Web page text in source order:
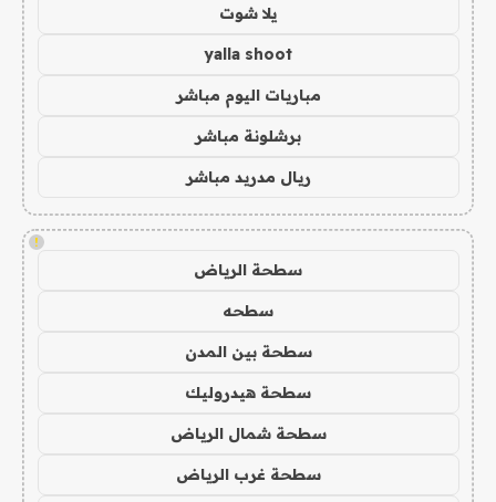
يلا شوت
yalla shoot
مباريات اليوم مباشر
برشلونة مباشر
ريال مدريد مباشر
!
سطحة الرياض
سطحه
سطحة بين المدن
سطحة هيدروليك
سطحة شمال الرياض
سطحة غرب الرياض